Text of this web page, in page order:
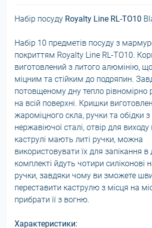
Набір посуду Royalty Line RL-TO10
Набір 10 предметів посуду з
покриттям Royalty Line RL-ТО10.
виготовлений з литого алюмінію,
міцним та стійким до подряпин.
потовщеному дну тепло рівномірно
на всій поверхні. Кришки
жароміцного скла, ручки та обідки з
нержавіючої сталі, отвір для
каструлі мають литі ручки, можна
використовувати їх для запікання в
комплекті йдуть чотири силіконові
ручки, завдяки чому ви зможете
переставити каструлю з місця на
прибрати її з вогню.
Характеристики: